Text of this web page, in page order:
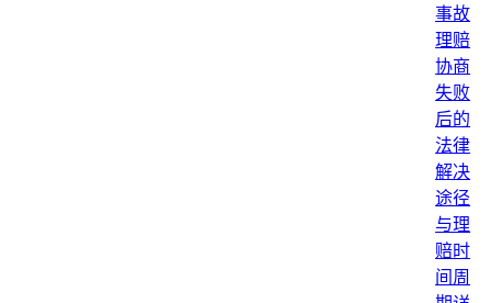
事故
理赔
协商
失败
后的
法律
解决
途径
与理
赔时
间周